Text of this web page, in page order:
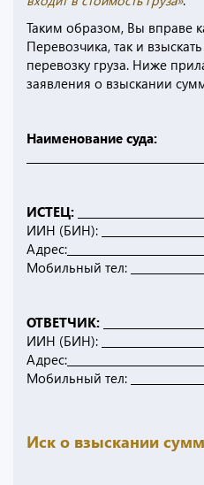
Таким образом, Вы вправе
Перевозчика, так и
перевозку груза. Ниже
заявления о взыскании
Наименование суда:
ИСТЕЦ:
ИИН (БИН):
Мобильный тел:
ОТВЕТЧИК:
ИИН (БИН):
Мобильный тел:
Иск о взыскании